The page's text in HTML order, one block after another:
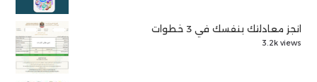
انجز معادلتك بنفسك في 3 خطوات
3.2k views